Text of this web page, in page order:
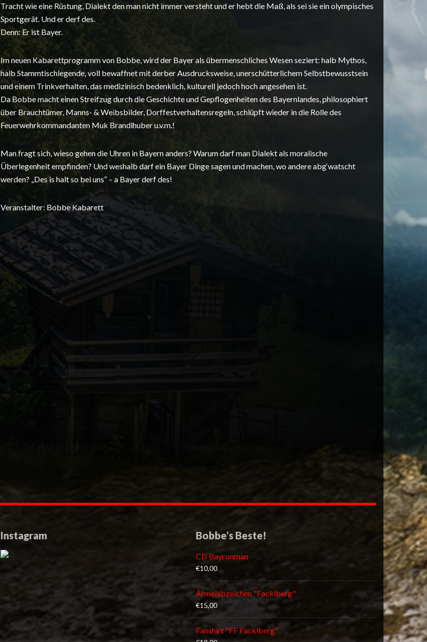
Tracht wie eine Rüstung, Dialekt den man nicht immer versteht und er hebt die Maß, als sei sie ein olympisches
Sportgerät. Und er derf des.
Denn: Er ist Bayer.
Im neuen Kabarettprogramm von Bobbe, wird der Bayer als übermenschliches Wesen seziert: halb Mythos,
halb Stammtischlegende, voll bewaffnet mit derber Ausdrucksweise, unerschütterlichem Selbstbewusstsein
und einem Trinkverhalten, das medizinisch bedenklich, kulturell jedoch hoch angesehen ist.
Da Bobbe macht einen Streifzug durch die Geschichte und Gepflogenheiten des Bayernlandes, philosophiert
über Brauchtümer, Manns- & Weibsbilder, Dorffestverhaltensregeln, schlüpft wieder in die Rolle des
Feuerwehrkommandanten Muk Brandlhuber u.v.m.!
Man fragt sich, wieso gehen die Uhren in Bayern anders? Warum darf man Dialekt als moralische
Überlegenheit empfinden? Und weshalb darf ein Bayer Dinge sagen und machen, wo andere abg‘watscht
werden? „Des is halt so bei uns“ – a Bayer derf des!
Veranstalter: Bobbe Kabarett
Instagram Bobbe’s Beste!
CD Bayronman
€10,00
Ärmelabzeichen "Facklberg"
€15,00
Fanshirt "FF Facklberg"